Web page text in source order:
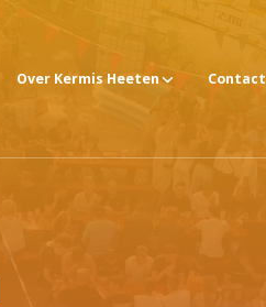
Over Kermis Heeten Contact